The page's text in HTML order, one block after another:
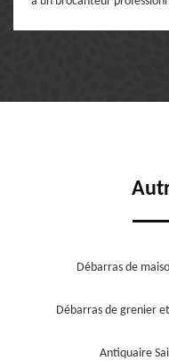
Débarras de
Débarras de grenier
Antiquaire